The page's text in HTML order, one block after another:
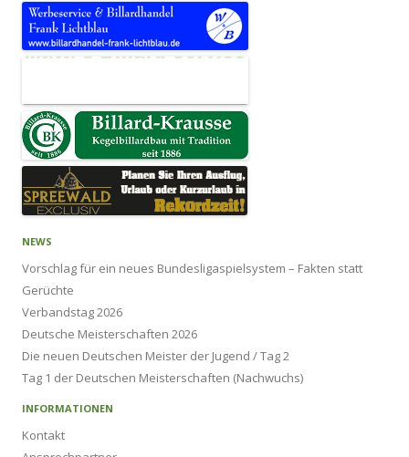
NEWS
Vorschlag für ein neues Bundesligaspielsystem – Fakten statt
Gerüchte
Verbandstag 2026
Deutsche Meisterschaften 2026
Die neuen Deutschen Meister der Jugend / Tag 2
Tag 1 der Deutschen Meisterschaften (Nachwuchs)
INFORMATIONEN
Kontakt